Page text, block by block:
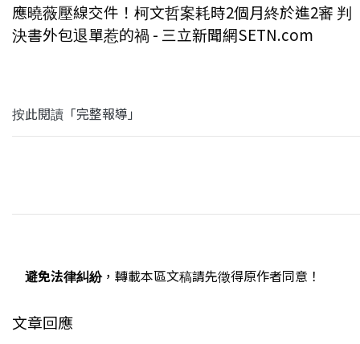
應曉薇壓線交件！柯文哲案耗時2個月終於進2審 判
決書外包退單惹的禍 - 三立新聞網SETN.com
按此閱讀「完整報導」
避免法律糾紛，轉載本區文稿請先徵得原作者同意！
文章回應